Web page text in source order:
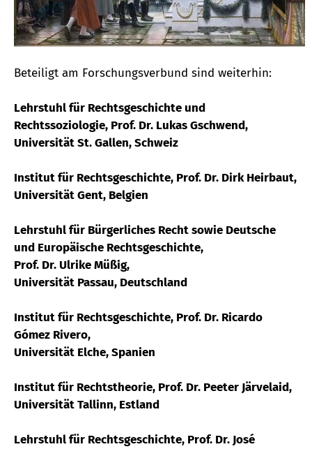
Beteiligt am Forschungsverbund sind weiterhin:
Lehrstuhl für Rechtsgeschichte und
Rechtssoziologie, Prof. Dr. Lukas Gschwend,
Universität St. Gallen, Schweiz
Institut für Rechtsgeschichte, Prof. Dr. Dirk Heirbaut,
Universität Gent, Belgien
Lehrstuhl für Bürgerliches Recht sowie Deutsche
und Europäische Rechtsgeschichte,
Prof. Dr. Ulrike Müßig,
Universität Passau, Deutschland
Institut für Rechtsgeschichte, Prof. Dr. Ricardo
Gómez Rivero,
Universität Elche, Spanien
Institut für Rechtstheorie, Prof. Dr. Peeter Järvelaid,
Universität Tallinn, Estland
Lehrstuhl für Rechtsgeschichte, Prof. Dr. José